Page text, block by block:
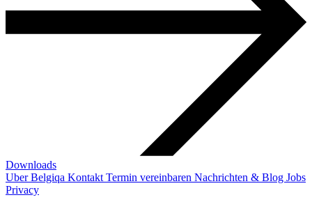
Downloads
Uber Belgiqa Kontakt Termin vereinbaren Nachrichten & Blog Jobs
Privacy